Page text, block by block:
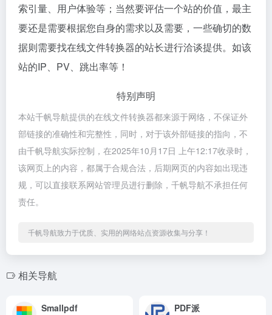
索引量、用户体验等；当然要评估一个站的价值，最主
要还是需要根据您自身的需求以及需要，一些确切的数
据则需要找在线文件转换器的站长进行洽谈提供。如该
站的IP、PV、跳出率等！
特别声明
本站千帆导航提供的在线文件转换器都来源于网络，不保证外
部链接的准确性和完整性，同时，对于该外部链接的指向，不
由千帆导航实际控制，在2025年10月17日 上午12:17收录时，
该网页上的内容，都属于合规合法，后期网页的内容如出现违
规，可以直接联系网站管理员进行删除，千帆导航不承担任何
责任。
千帆导航致力于优质、实用的网络站点资源收集与分享！
相关导航
Smallpdf PDF派